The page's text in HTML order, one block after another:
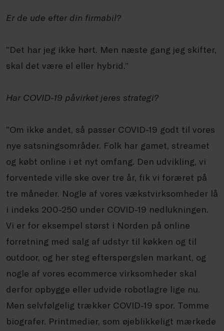
Er de ude efter din firmabil?
”Det har jeg ikke hørt. Men næste gang jeg skifter,
skal det være el eller hybrid.”
Har COVID-19 påvirket jeres strategi?
”Om ikke andet, så passer COVID-19 godt til vores
nye satsningsområder. Folk har gamet, streamet
og købt online i et nyt omfang. Den udvikling, vi
forventede ville ske over tre år, fik vi foræret på
tre måneder. Nogle af vores vækstvirksomheder lå
i indeks 200-250 under COVID-19 nedlukningen.
Vi er for eksempel størst i Norden på online
forretning med salg af udstyr til køkken og til
outdoor, og her steg efterspørgslen markant, og
nogle af vores ecommerce virksomheder skal
derfor opbygge eller udvide robotlagre lige nu.
Men selvfølgelig trækker COVID-19 spor. Tomme
biografer. Printmedier, som øjeblikkeligt mærkede